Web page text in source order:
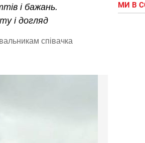
і бажань.
і догляд
співачка
МИ В